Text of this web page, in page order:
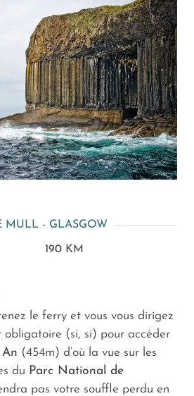
MULL - GLASGOW
190 KM
le ferry et vous vous dirigez
obligatoire (si, si) pour accéder
An (454m) d’où la vue sur les
du Parc National de
pas votre souffle perdu en